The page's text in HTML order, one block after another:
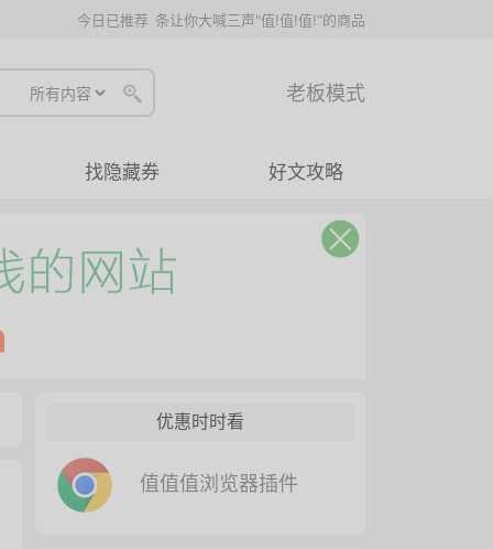
今日已推荐 条让你大喊三声"值!值!值!"的商品
老板模式
找隐藏券 好文攻略
优惠时时看
值值值浏览器插件